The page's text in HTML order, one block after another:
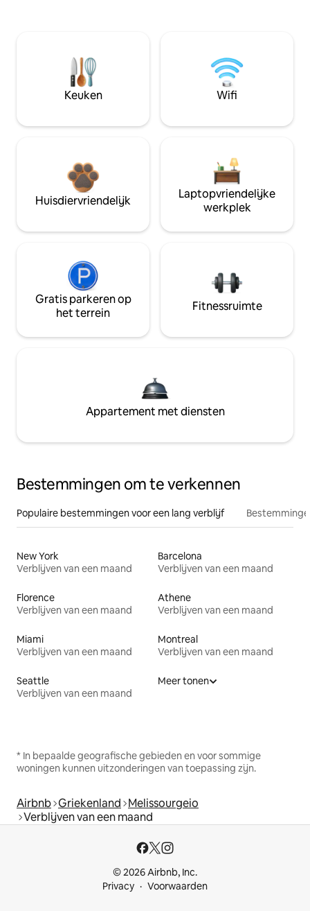
Keuken Wifi
Huisdiervriendelijk
Laptopvriendelijke
werkplek
Gratis parkeren op
het terrein
Fitnessruimte
Appartement met diensten
Bestemmingen om te verkennen
Populaire bestemmingen voor een lang verblijf
New York
Verblijven van een maand
Barcelona
Verblijven van een maand
Florence
Verblijven van een maand
Athene
Verblijven van een maand
Miami
Verblijven van een maand
Montreal
Verblijven van een maand
Seattle
Verblijven van een maand
Meer tonen
* In bepaalde geografische gebieden en voor sommige
woningen kunnen uitzonderingen van toepassing zijn.
Airbnb Griekenland Melissourgeio
Verblijven van een maand
© 2026 Airbnb, Inc.
Privacy
Voorwaarden